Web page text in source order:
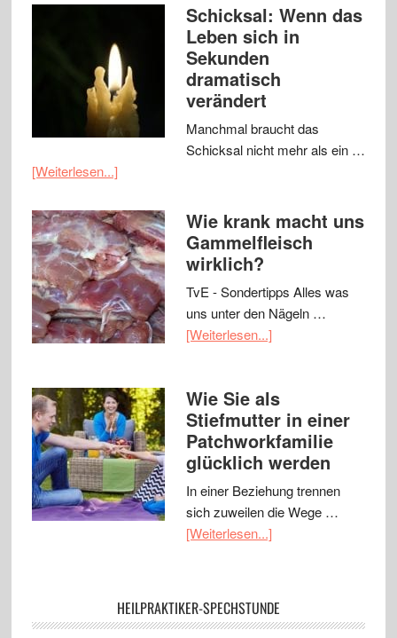
Schicksal: Wenn das
Leben sich in
Sekunden
dramatisch
verändert
Manchmal braucht das
Schicksal nicht mehr als ein …
[Weiterlesen...]
Wie krank macht uns
Gammelfleisch
wirklich?
TvE - Sondertipps Alles was
uns unter den Nägeln …
[Weiterlesen...]
Wie Sie als
Stiefmutter in einer
Patchworkfamilie
glücklich werden
In einer Beziehung trennen
sich zuweilen die Wege …
[Weiterlesen...]
HEILPRAKTIKER-SPECHSTUNDE